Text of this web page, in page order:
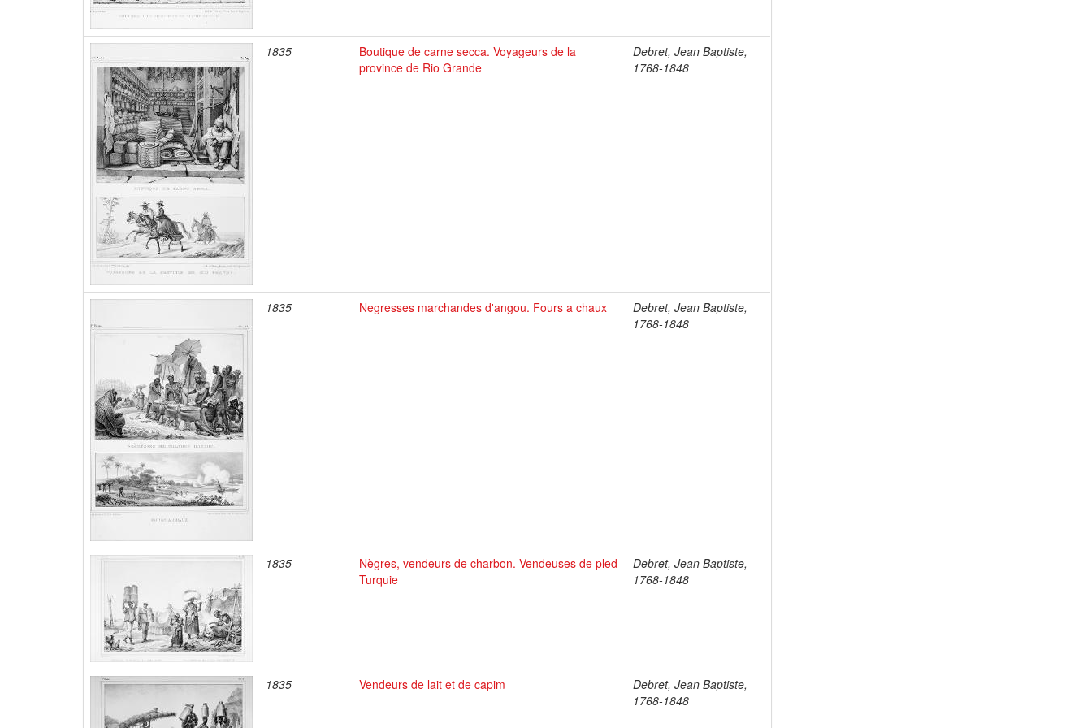
1835
Boutique de carne secca. Voyageurs de la
province de Rio Grande
Debret, Jean Baptiste,
1768-1848
1835 Negresses marchandes d'angou. Fours a chaux
Debret, Jean Baptiste,
1768-1848
1835
Nègres, vendeurs de charbon. Vendeuses de pled
Turquie
Debret, Jean Baptiste,
1768-1848
1835 Vendeurs de lait et de capim
Debret, Jean Baptiste,
1768-1848